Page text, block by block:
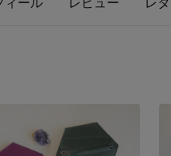
ィール レビュー レ